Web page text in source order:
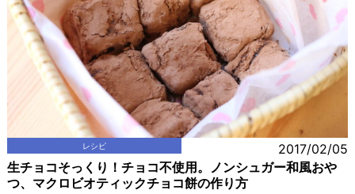
レシピ 2017/02/05
生チョコそっくり！チョコ不使用。ノンシュガー和風おや
つ、マクロビオティックチョコ餅の作り方